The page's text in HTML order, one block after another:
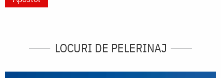
LOCURI DE PELERINAJ